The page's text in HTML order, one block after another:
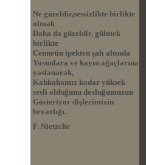
Ne güzeldir,sessizlikte birlikte
olmak
Daha da güzeldir, gülmek
birlikte
Cennetin ipekten şalı altında
Yosunlara ve kayın ağaçlarına
yaslanarak,
Kahkahamız kadar yüksek
sesli olduğunu dosluğumuzun
Gösteriyor dişlerimizin
beyazlığı.
F. Nietzche